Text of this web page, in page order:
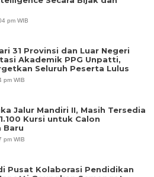
pm WIB
31 Provinsi dan Luar Negeri
Akademik PPG Unpatti,
Seluruh Peserta Lulus
pm WIB
Jalur Mandiri II, Masih Tersedia
Kursi untuk Calon
Baru
pm WIB
Pusat Kolaborasi Pendidikan